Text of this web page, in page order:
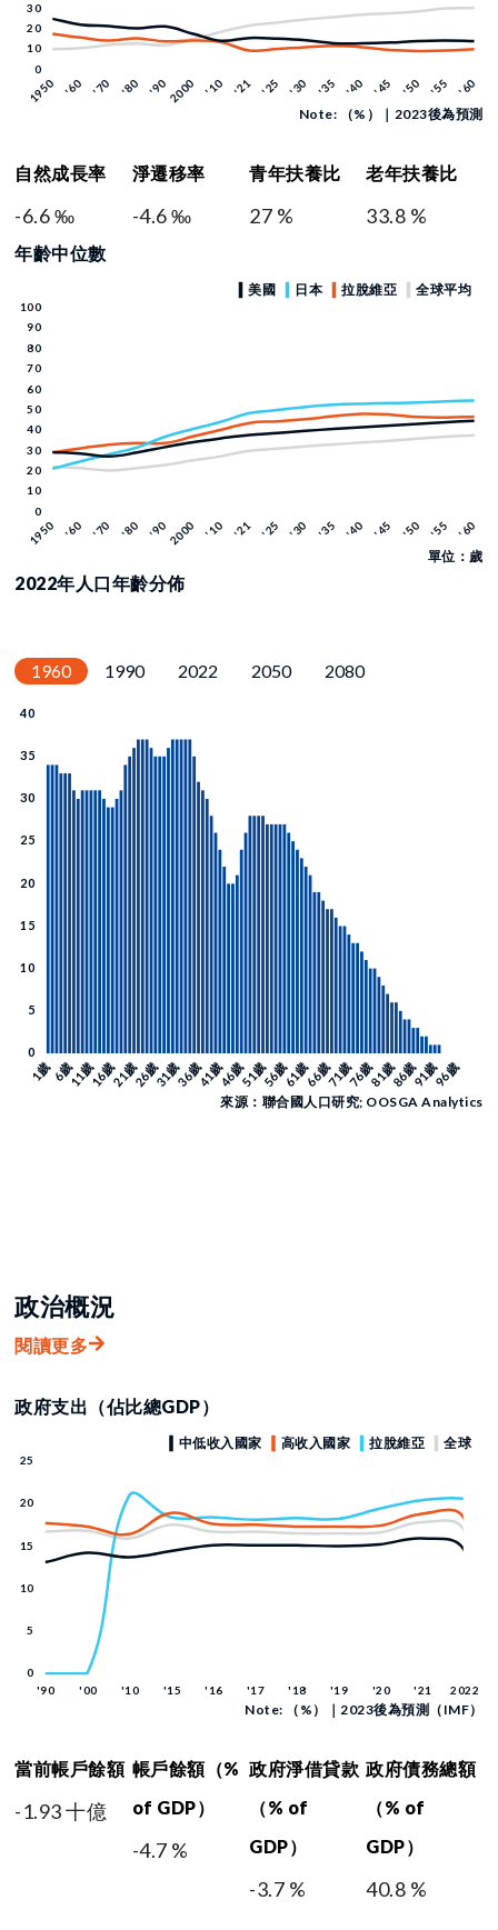
Note: （%）｜2023後為預測
自然成長率
-6.6 ‰
淨遷移率
-4.6 ‰
青年扶養比
27 %
老年扶養比
33.8 %
年齡中位數
單位：歲
2022年人口年齡分佈
1960 1990 2022 2050 2080
來源：聯合國人口研究; OOSGA Analytics
政治概況
閱讀更多
政府支出（佔比總GDP）
Note: （%）｜2023後為預測（IMF）
當前帳戶餘額
-1.93 十億
帳戶餘額（%
of GDP）
-4.7 %
政府淨借貸款
（% of
GDP）
-3.7 %
政府債務總額
（% of
GDP）
40.8 %